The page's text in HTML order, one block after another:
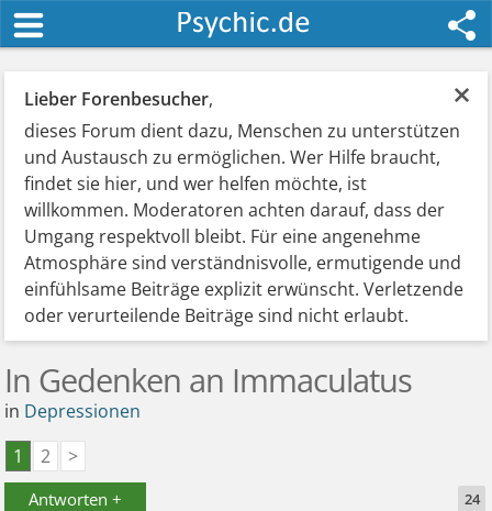
×
Lieber Forenbesucher,
dieses Forum dient dazu, Menschen zu unterstützen
und Austausch zu ermöglichen. Wer Hilfe braucht,
findet sie hier, und wer helfen möchte, ist
willkommen. Moderatoren achten darauf, dass der
Umgang respektvoll bleibt. Für eine angenehme
Atmosphäre sind verständnisvolle, ermutigende und
einfühlsame Beiträge explizit erwünscht. Verletzende
oder verurteilende Beiträge sind nicht erlaubt.
In Gedenken an Immaculatus
in Depressionen
1
2 >
Antworten + 24